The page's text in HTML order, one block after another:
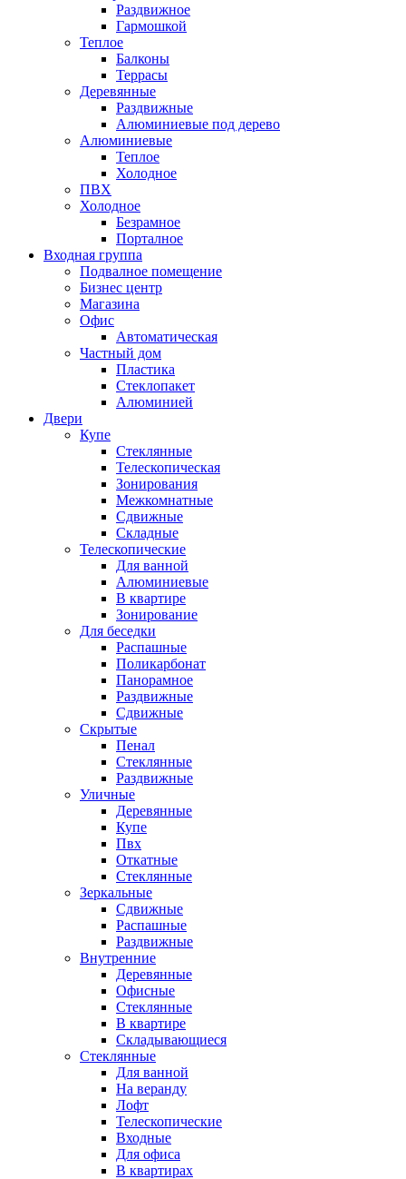
Раздвижное
Гармошкой
Теплое
Балконы
Террасы
Деревянные
Раздвижные
Алюминиевые под дерево
Алюминиевые
Теплое
Холодное
ПВХ
Холодное
Безрамное
Порталное
Входная группа
Подвалное помещение
Бизнес центр
Магазина
Офис
Автоматическая
Частный дом
Пластика
Стеклопакет
Алюминией
Двери
Купе
Стеклянные
Телескопическая
Зонирования
Межкомнатные
Сдвижные
Складные
Телескопические
Для ванной
Алюминиевые
В квартире
Зонирование
Для беседки
Распашные
Поликарбонат
Панорамное
Раздвижные
Сдвижные
Скрытые
Пенал
Стеклянные
Раздвижные
Уличные
Деревянные
Купе
Пвх
Откатные
Стеклянные
Зеркальные
Сдвижные
Распашные
Раздвижные
Внутренние
Деревянные
Офисные
Стеклянные
В квартире
Складывающиеся
Стеклянные
Для ванной
На веранду
Лофт
Телескопические
Входные
Для офиса
В квартирах